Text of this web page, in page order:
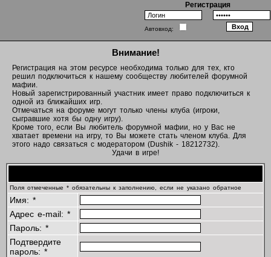
Регистрация
Автовход:
Внимание!
Регистрация на этом ресурсе необходима только для тех, кто
решил подключиться к нашему сообществу любителей форумной
мафии.
Новый зарегистрированный участник имеет право подключиться к
одной из ближайших игр.
Отмечаться на форуме могут только члены клуба (игроки,
сыгравшие хотя бы одну игру).
Кроме того, если Вы любитель форумной мафии, но у Вас не
хватает времени на игру, то Вы можете стать членом клуба. Для
этого надо связаться с модератором (Dushik - 18212732).
Удачи в игре!
Поля отмеченные * обязательны к заполнению, если не указано обратное
Имя: *
Адрес e-mail: *
Пароль: *
Подтвердите
пароль: *